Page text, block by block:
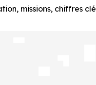
missions, chiffres